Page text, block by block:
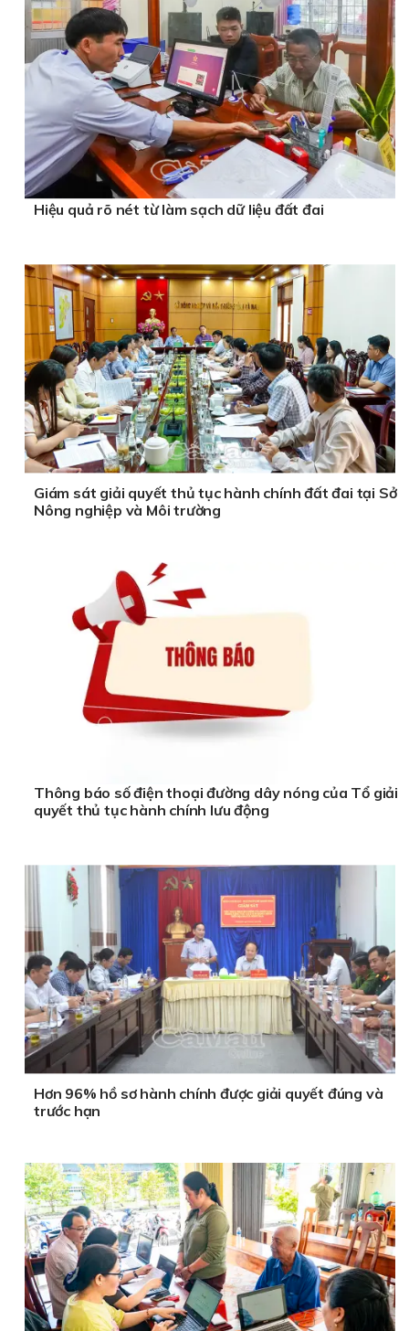
Hiệu quả rõ nét từ làm sạch dữ liệu đất đai
Giám sát giải quyết thủ tục hành chính đất đai tại Sở
Nông nghiệp và Môi trường
Thông báo số điện thoại đường dây nóng của Tổ giải
quyết thủ tục hành chính lưu động
Hơn 96% hồ sơ hành chính được giải quyết đúng và
trước hạn